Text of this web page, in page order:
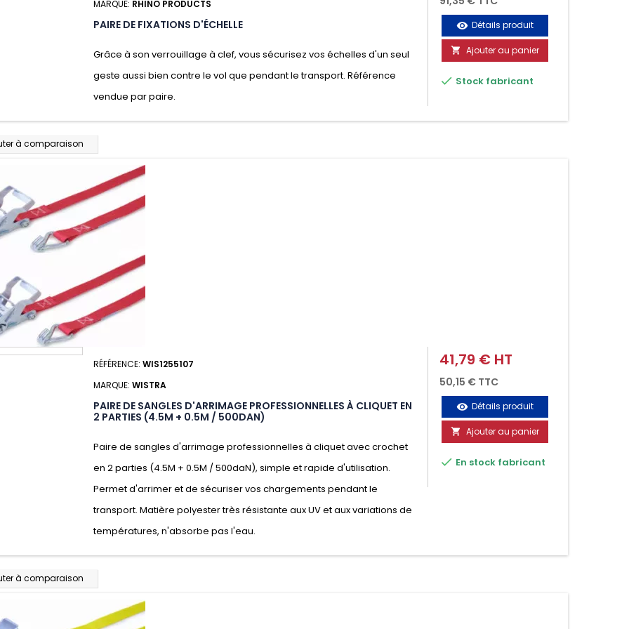
MARQUE: RHINO PRODUCTS
PAIRE DE FIXATIONS D'ÉCHELLE
Grâce à son verrouillage à clef, vous sécurisez vos échelles d'un seul
geste aussi bien contre le vol que pendant le transport. Référence
vendue par paire.
visibility Détails produit
 Ajouter au panier
 Stock fabricant
à comparaison
RÉFÉRENCE:WIS1255107
MARQUE:WISTRA
PAIRE DE SANGLES D'ARRIMAGE PROFESSIONNELLES À CLIQUET EN
2 PARTIES (4.5M + 0.5M / 500DAN)
Paire de sangles d'arrimage professionnelles à cliquet avec crochet
en 2 parties (4.5M + 0.5M / 500daN), simple et rapide d'utilisation.
Permet d'arrimer et de sécuriser vos chargements pendant le
transport. Matière polyester très résistante aux UV et aux variations de
températures, n'absorbe pas l'eau.
Prix
41,79 € HT
50,15 € TTC
visibility Détails produit
 Ajouter au panier
 En stock fabricant
à comparaison